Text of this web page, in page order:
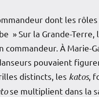
dont les
» Sur la Grande-
commandeur. À Marie-
pouvaient
distincts, les katos,
se multiplient dans la